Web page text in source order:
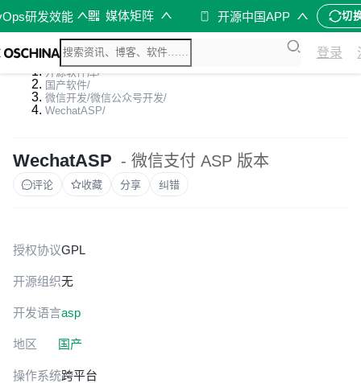
研发效能 媒体矩阵 开源中国APP 切
登录
开源软件库/
国产软件/
微信开发/微信公众号开发/
WechatASP/
WechatASP - 微信支付 ASP 版本
评论 收藏 分享 纠错
授权协议GPL
开源组织无
开发语言asp
地区 国产
操作系统跨平台